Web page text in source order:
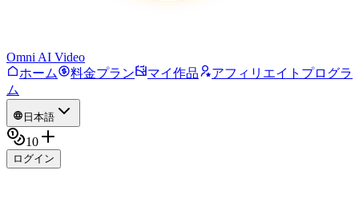
Omni AI Video
ホーム
料金プラン マイ作品
アフィリエイトプログラ
ム
日本語
10
ログイン